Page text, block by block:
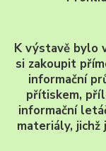
K výstavě bylo
si zakoupit
informační
přítiskem,
informační
materiály,